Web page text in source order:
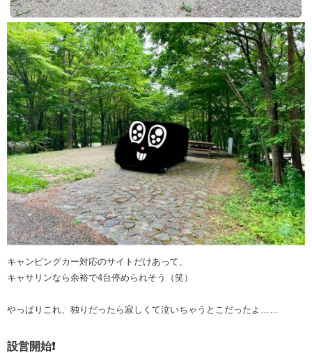
キャンピングカー対応のサイトだけあって、
キャサリンなら余裕で4台停められそう（笑）
やっぱりこれ、独りだったら寂しくて泣いちゃうとこだったよ……
設営開始❗️